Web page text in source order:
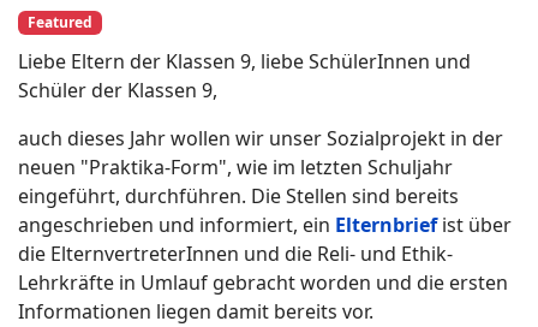
Featured
Liebe Eltern der Klassen 9, liebe SchülerInnen und
Schüler der Klassen 9,
auch dieses Jahr wollen wir unser Sozialprojekt in der
neuen "Praktika-Form", wie im letzten Schuljahr
eingeführt, durchführen. Die Stellen sind bereits
angeschrieben und informiert, ein Elternbriefist über
die ElternvertreterInnen und die Reli- und Ethik-
Lehrkräfte in Umlauf gebracht worden und die ersten
Informationen liegen damit bereits vor.